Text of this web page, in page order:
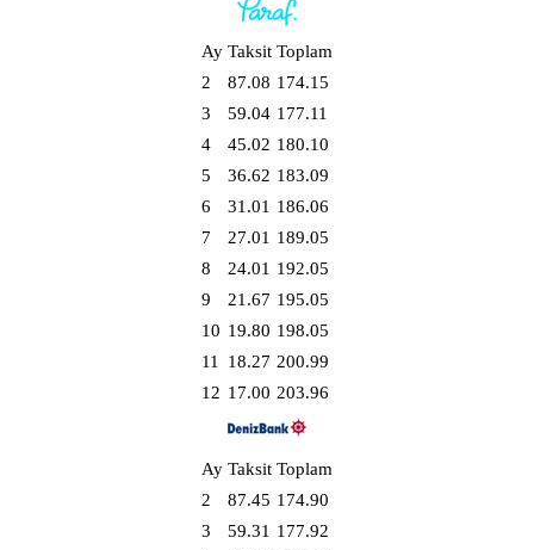
Ay Taksit Toplam
2
87.08 174.15
3
59.04 177.11
4
45.02 180.10
5
36.62 183.09
6
31.01 186.06
7
27.01 189.05
8
24.01 192.05
9
21.67 195.05
10 19.80 198.05
11
18.27 200.99
12 17.00 203.96
Ay Taksit Toplam
2
87.45 174.90
3
59.31 177.92